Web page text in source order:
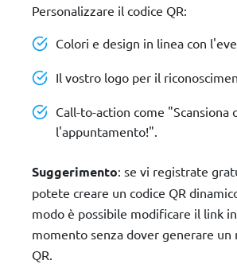
Personalizzare il codice QR:
Colori e design in linea con
Il vostro logo per il
Call-to-action come "Scansiona
l'appuntamento!".
Suggerimento: se vi registrate
potete creare un codice QR
modo è possibile modificare il link
momento senza dover generare un
QR.